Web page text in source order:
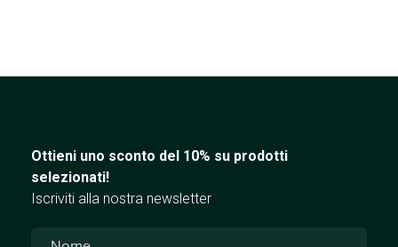
Ottieni uno sconto del 10% su prodotti
selezionati!
Iscriviti alla nostra newsletter